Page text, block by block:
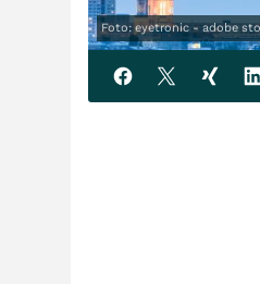
Foto: eyetronic - adobe